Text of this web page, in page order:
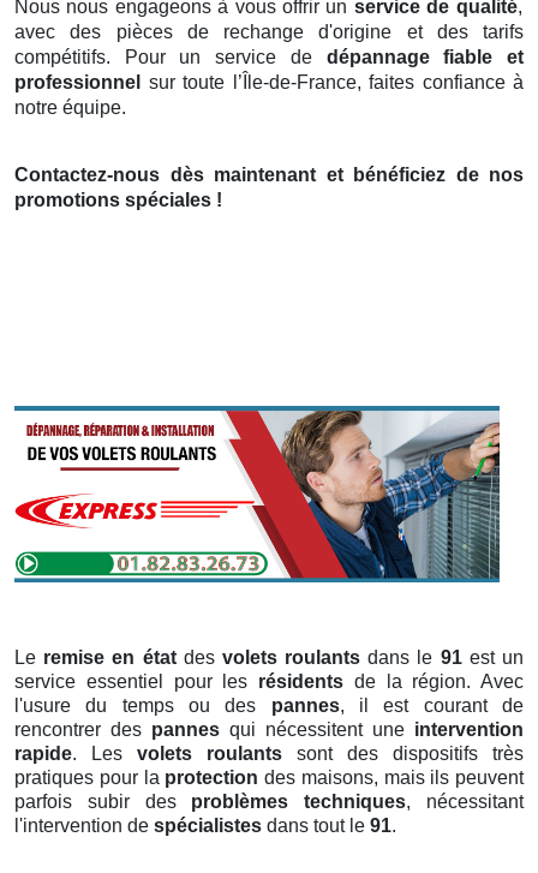
Nous nous engageons à vous offrir un service de qualité,
avec des pièces de rechange d'origine et des tarifs
compétitifs. Pour un service de dépannage fiable et
professionnel
sur toute l’Île-de-France, faites confiance à
notre équipe.
Contactez-nous dès maintenant et bénéficiez de nos
promotions spéciales !
Le remise en étatdes volets roulants dans le 91est un
service essentiel pour les résidents de la région. Avec
l'usure du temps ou des pannes, il est courant de
rencontrer des pannes qui nécessitent une intervention
rapide. Les volets roulants sont des dispositifs très
pratiques pour la protection des maisons, mais ils peuvent
parfois subir des problèmes techniques, nécessitant
l'intervention de spécialistes dans tout le 91.